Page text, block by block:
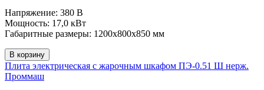
Напряжение: 380 В
Мощность: 17,0 кВт
Габаритные размеры: 1200х800х850 мм
В корзину
Плита электрическая с жарочным шкафом ПЭ-0.51 Ш нерж.
Проммаш